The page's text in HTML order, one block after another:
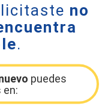
no
.
puedes